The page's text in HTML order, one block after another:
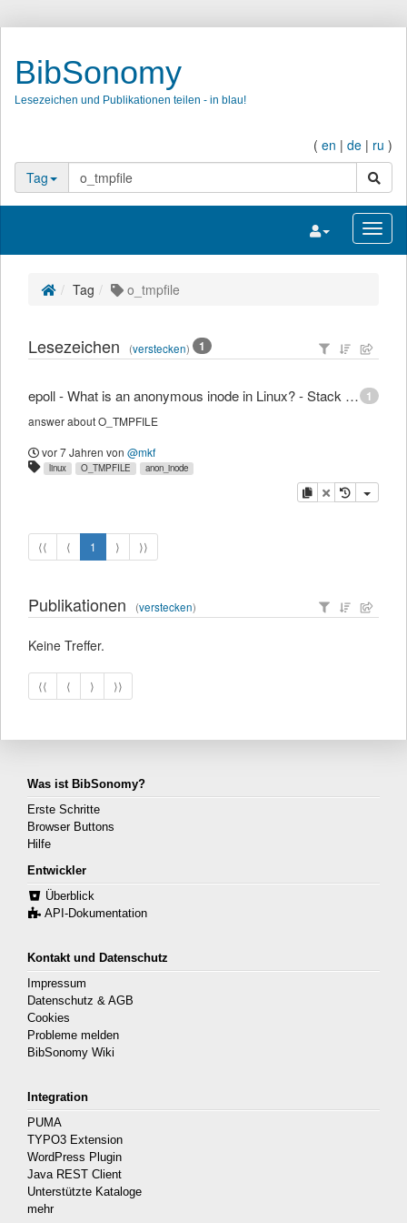
BibSonomy
Lesezeichen und Publikationen teilen - in blau!
( en | de | ru )
Tag
Suche
Navigation
Tag o_tmpfile
Lesezeichen (verstecken) 1
1
epoll - What is an anonymous inode in Linux? - Stack Overflow
answer about O_TMPFILE
vor 7 Jahren von @mkf
linux O_TMPFILE anon_inode
Kopieren
Löschen
⟨⟨ ⟨ 1 ⟩ ⟩⟩
Publikationen (verstecken)
Keine Treffer.
⟨⟨ ⟨ ⟩ ⟩⟩
Was ist BibSonomy?
Erste Schritte
Browser Buttons
Hilfe
Entwickler
Überblick
API-Dokumentation
Kontakt und Datenschutz
Impressum
Datenschutz & AGB
Cookies
Probleme melden
BibSonomy Wiki
Integration
PUMA
TYPO3 Extension
WordPress Plugin
Java REST Client
Unterstützte Kataloge
mehr